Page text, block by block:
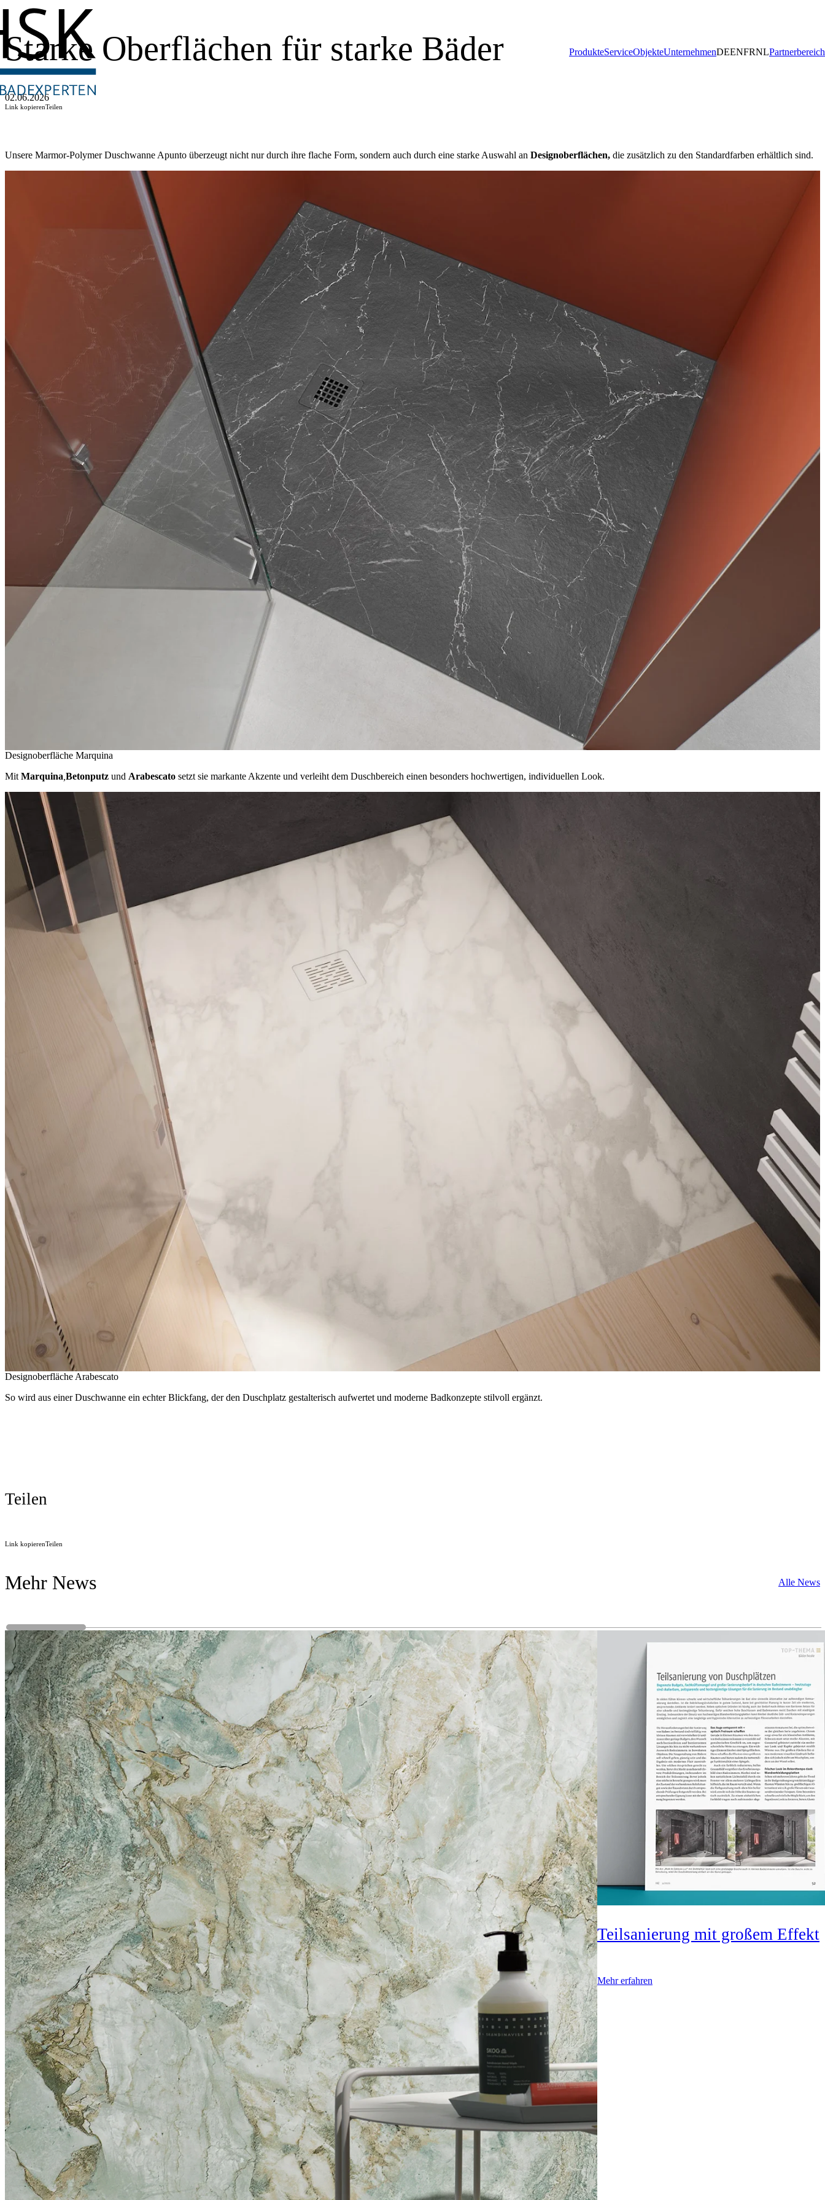
ProdukteServiceObjekteUnternehmenDEENFRNLPartnerbereich
Starke Oberflächen für starke Bäder
02.06.2026
Link kopierenTeilen
Unsere Marmor-Polymer Duschwanne Apunto überzeugt nicht nur durch ihre flache Form, sondern auch durch eine starke Auswahl an Designoberflächen, die zusätzlich zu den Standardfarben erhältlich sind.
Designoberfläche Marquina
Mit Marquina Betonputz und Arabescato setzt sie markante Akzente und verleiht dem Duschbereich einen besonders hochwertigen, individuellen Look.
Designoberfläche Arabescato
So wird aus einer Duschwanne ein echter Blickfang, der den Duschplatz gestalterisch aufwertet und moderne Badkonzepte stilvoll ergänzt.
Teilen
Link kopierenTeilen
Mehr News Alle News
Teilsanierung mit großem Effekt
Mehr erfahren